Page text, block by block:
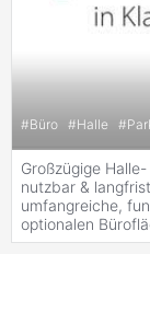
#Büro #Halle #
Großzügige
nutzbar &
umfangreiche,
optionalen